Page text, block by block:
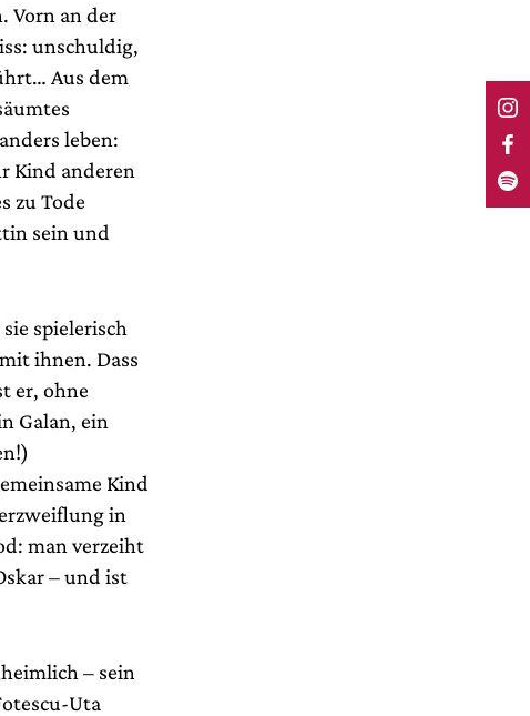
Vorn an der
unschuldig,
Aus dem
leben:
Kind anderen
zu Tode
sein und
spielerisch
ihnen. Dass
er, ohne
Galan, ein
Kind
in
man verzeiht
– und ist
– sein
Uta